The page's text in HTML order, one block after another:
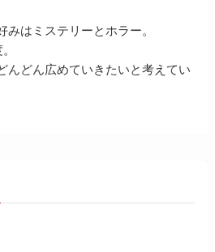
みはミステリーとホラー。
んどん広めていきたいと考えてい